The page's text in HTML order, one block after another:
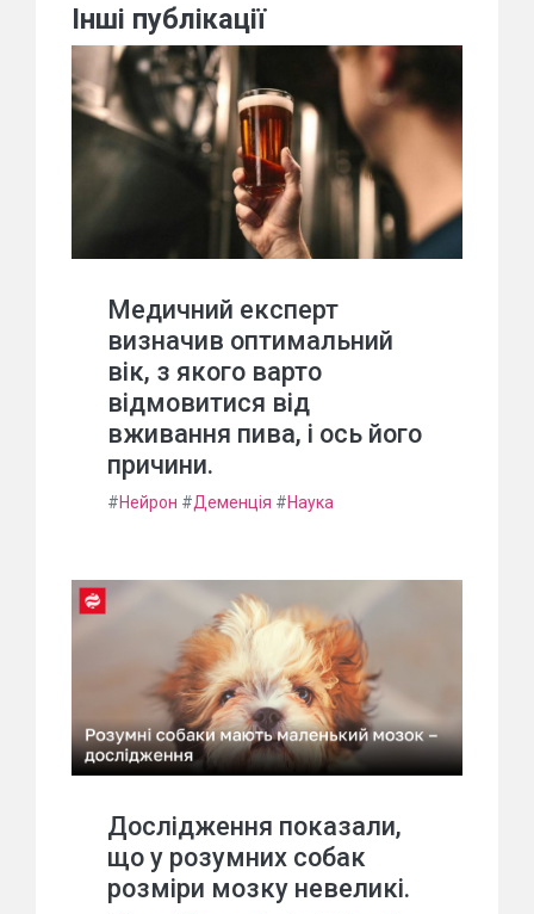
Інші публікації
Медичний експерт
визначив оптимальний
вік, з якого варто
відмовитися від
вживання пива, і ось його
причини.
#Нейрон #Деменція #Наука
Дослідження показали,
що у розумних собак
розміри мозку невеликі.